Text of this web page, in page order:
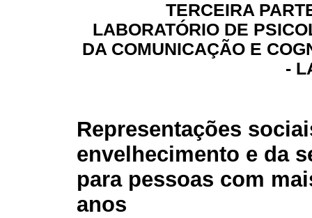
TERCEIRA
LABORATÓRIO DE
DA COMUNICAÇÃO E
-
Representações
envelhecimento e da
para pessoas com
anos